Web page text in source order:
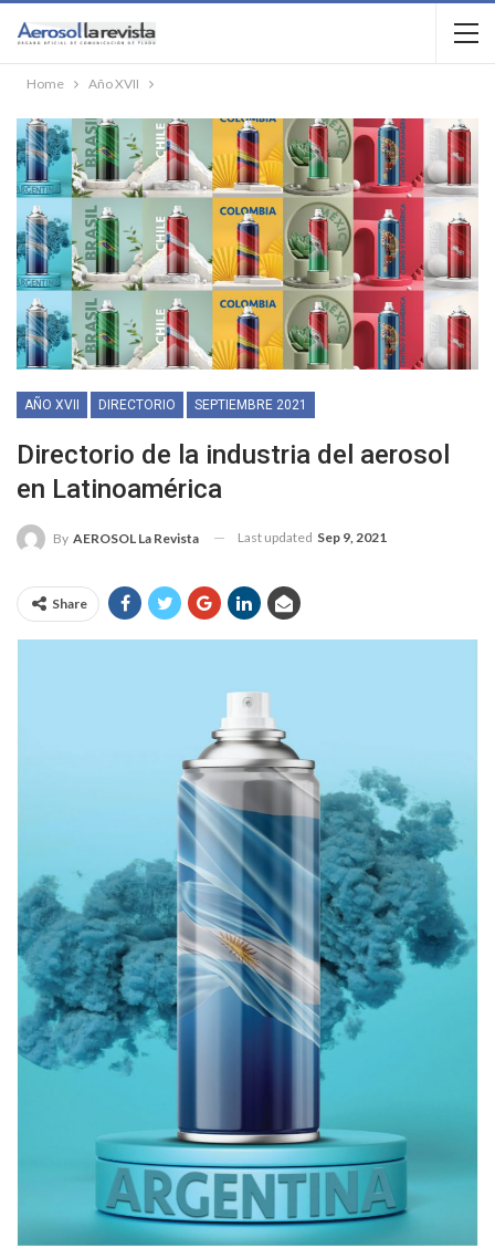
Home Año XVII
AÑO XVII DIRECTORIO SEPTIEMBRE 2021
Directorio de la industria del aerosol
en Latinoamérica
By AEROSOL La Revista Last updated Sep 9, 2021
Share